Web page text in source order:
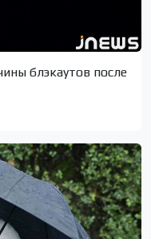
блэкаутов после